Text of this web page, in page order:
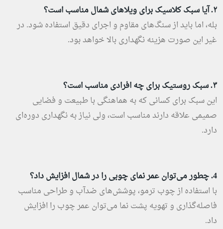
۲. آیا سبک کلاسیک برای ویلاهای شمال مناسب است؟
بله، اما باید از سنگ‌های مقاوم و اجرای دقیق استفاده شود. در
غیر این صورت هزینه نگهداری بالا خواهد بود.
۳. سبک روستیک برای چه افرادی مناسب است؟
این سبک برای کسانی که به هماهنگی با طبیعت و فضایی
صمیمی علاقه دارند مناسب است، ولی نیاز به نگهداری دوره‌ای
دارد.
4. چطور می‌توان عمر نمای چوبی را در شمال افزایش داد؟
با استفاده از چوب ترمو، پوشش‌های ضدآب و طراحی مناسب
فاصله‌گذاری و تهویه پشت نما می‌توان عمر چوب را افزایش
داد.